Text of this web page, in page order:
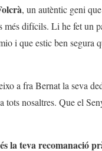
, un autèntic geni
més difícils. Li he fet un
i que estic ben segura
a fra Bernat la seva
tots nosaltres. Que el
la teva recomanació